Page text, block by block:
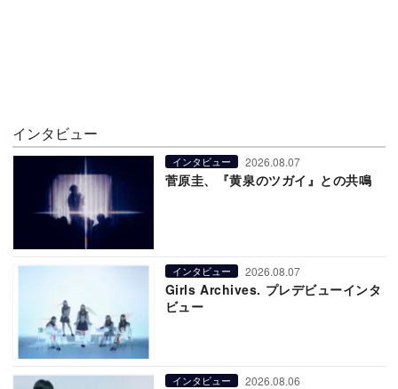
インタビュー
インタビュー 2026.08.07
菅原圭、『黄泉のツガイ』との共鳴
インタビュー 2026.08.07
Girls Archives. プレデビューインタ
ビュー
インタビュー 2026.08.06